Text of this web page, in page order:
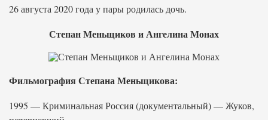
26 августа 2020 года у пары родилась дочь.
Степан Меньщиков и Ангелина Монах
Фильмография Степана Меньщикова:
1995 — Криминальная Россия (документальный) — Жуков,